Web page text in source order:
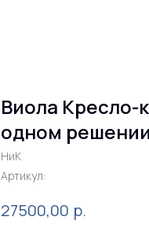
Виола Кресло-
одном решении
НиК
Артикул:
27500,00 р.